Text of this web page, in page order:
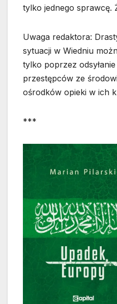
tylko jednego sprawcę.
Uwaga redaktora:
sytuacji w Wiedniu
tylko poprzez
przestępców ze
ośrodków opieki w ich
***